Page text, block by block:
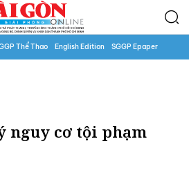
Thể Thao English Edition SGGP Epaper
nguy cơ tội phạm